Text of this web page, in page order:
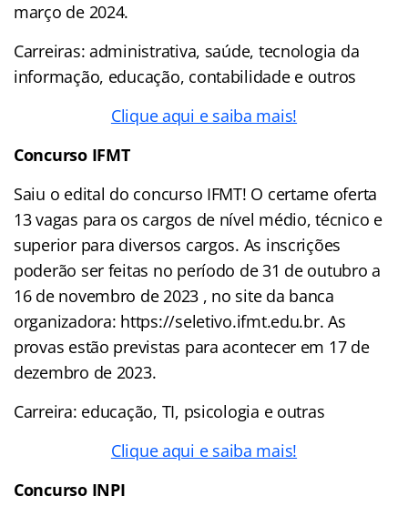
março de 2024.
Carreiras: administrativa, saúde, tecnologia da
informação, educação, contabilidade e outros
Clique aqui e saiba mais!
ConcursoIFMT
Saiu o edital do concurso IFMT! O certame oferta
13 vagas para os cargos de nível médio, técnico e
superior para diversos cargos. As inscrições
poderão ser feitas no período de 31 de outubro a
16 de novembro de 2023 , no site da banca
organizadora: https://seletivo.ifmt.edu.br. As
provas estão previstas para acontecer em 17 de
dezembro de 2023.
Carreira: educação, TI, psicologia e outras
Clique aqui e saiba mais!
ConcursoINPI